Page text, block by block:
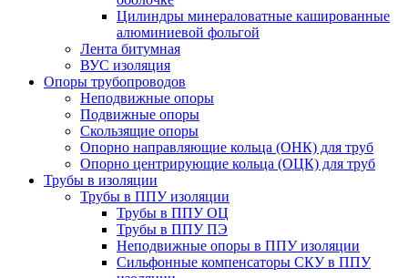
Цилиндры минераловатные кашированные
алюминиевой фольгой
Лента битумная
ВУС изоляция
Опоры трубопроводов
Неподвижные опоры
Подвижные опоры
Скользящие опоры
Опорно направляющие кольца (ОНК) для труб
Опорно центрирующие кольца (ОЦК) для труб
Трубы в изоляции
Трубы в ППУ изоляции
Трубы в ППУ ОЦ
Трубы в ППУ ПЭ
Неподвижные опоры в ППУ изоляции
Сильфонные компенсаторы СКУ в ППУ